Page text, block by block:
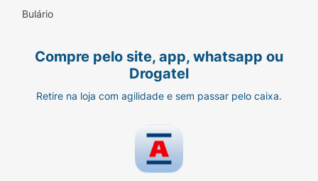
Bulário
Compre pelo site, app, whatsapp ou
Drogatel
Retire na loja com agilidade e sem passar pelo caixa.